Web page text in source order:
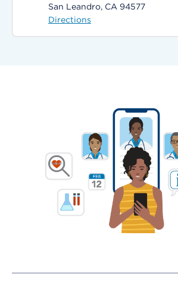
San Leandro, CA 94577
Directions